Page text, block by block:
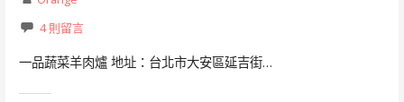
4 則留言
一品蔬菜羊肉爐 地址：台北市大安區延吉街…